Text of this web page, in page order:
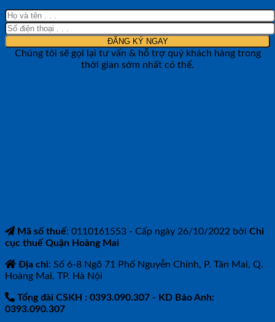
Chúng tôi sẽ gọi lại tư vấn & hỗ trợ quý khách hàng trong
thời gian sớm nhất có thể.
Mã số thuế: 0110161553 - Cấp ngày 26/10/2022 bởi Chi
cục thuế Quận Hoàng Mai
Địa chỉ: Số 6-8 Ngõ 71 Phố Nguyễn Chính, P. Tân Mai, Q.
Hoàng Mai, TP. Hà Nội
Tổng đài CSKH : 0393.090.307 - KD Bảo Anh:
0393.090.307